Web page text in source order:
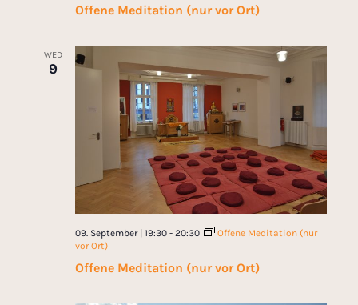
Offene Meditation (nur vor Ort)
WED
9
Offene Meditation (nur vor Ort)
09. September | 19:30- 20:30
Offene Meditation (nur
vor Ort)